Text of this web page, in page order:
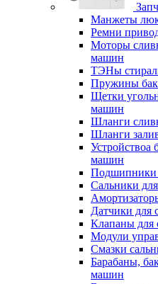
Манжеты
Ремни
Моторы
машин
ТЭНы
Пружины
Щетки
машин
Шланги
Шланги
Устройствоа
машин
Подшипники
Сальники
Датчики для
Клапаны
Модули
Смазки
Барабаны,
машин